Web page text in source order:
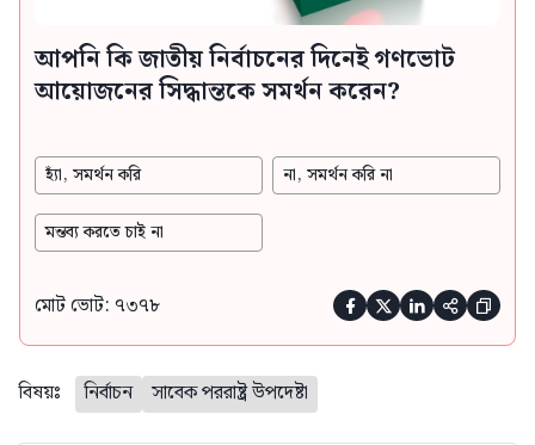
আপনি কি জাতীয় নির্বাচনের দিনেই গণভোট
আয়োজনের সিদ্ধান্তকে সমর্থন করেন?
হ্যাঁ, সমর্থন করি না, সমর্থন করি না
মন্তব্য করতে চাই না
মোট ভোট: ৭৩৭৮     
বিষয়ঃ নির্বাচন সাবেক পররাষ্ট্র উপদেষ্টা